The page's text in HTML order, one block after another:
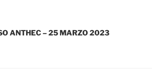
ANTHEC – 25 MARZO 2023